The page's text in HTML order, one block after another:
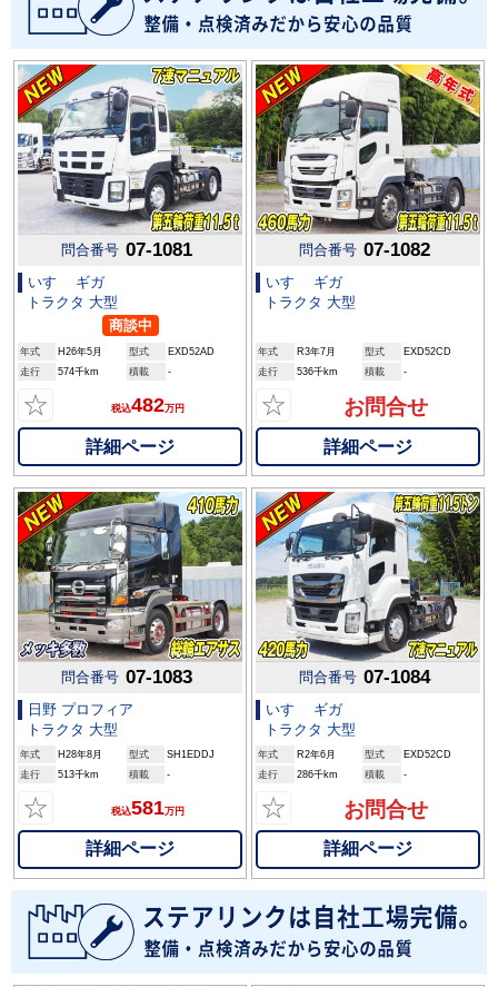
問合番号 07-1081
いすゞ ギガ
トラクタ 大型
商談中
年式 H26年5月 型式
EXD52AD
走行
574千km 積載 -
☆ 税込482万円
詳細ページ
問合番号 07-1082
いすゞ ギガ
トラクタ 大型
年式 R3年7月 型式
EXD52CD
走行
536千km 積載 -
☆ お問合せ
詳細ページ
問合番号 07-1083
日野 プロフィア
トラクタ 大型
年式 H28年8月 型式
SH1EDDJ
走行
513千km 積載 -
☆ 税込581万円
詳細ページ
問合番号 07-1084
いすゞ ギガ
トラクタ 大型
年式 R2年6月 型式
EXD52CD
走行
286千km 積載 -
☆ お問合せ
詳細ページ